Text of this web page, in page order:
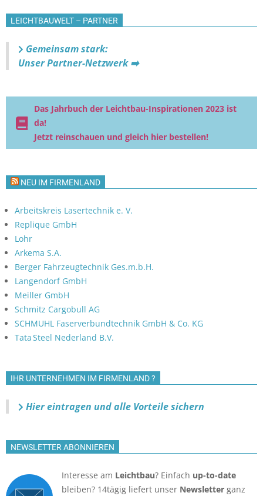
LEICHTBAUWELT – PARTNER
Gemeinsam stark:
Unser Partner-Netzwerk ➡️
Das Jahrbuch der Leichtbau-Inspirationen 2023 ist
da!
Jetzt reinschauen und gleich hier bestellen!
NEU IM FIRMENLAND
Arbeitskreis Lasertechnik e. V.
Replique GmbH
Lohr
Arkema S.A.
Berger Fahrzeugtechnik Ges.m.b.H.
Langendorf GmbH
Meiller GmbH
Schmitz Cargobull AG
SCHMUHL Faserverbundtechnik GmbH & Co. KG
Tata Steel Nederland B.V.
IHR UNTERNEHMEN IM FIRMENLAND ?
Hier eintragen und alle Vorteile sichern
NEWSLETTER ABONNIEREN
Interesse am Leichtbau? Einfach up-to-date
bleiben? 14tägig liefert unser Newsletter ganz